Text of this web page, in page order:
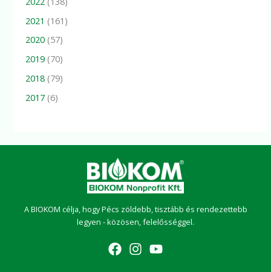
2021 (161)
2020 (57)
2019 (70)
2018 (79)
2017 (6)
A BIOKOM célja, hogy Pécs zöldebb, tisztább és rendezettebb
legyen - közösen, felelősséggel.